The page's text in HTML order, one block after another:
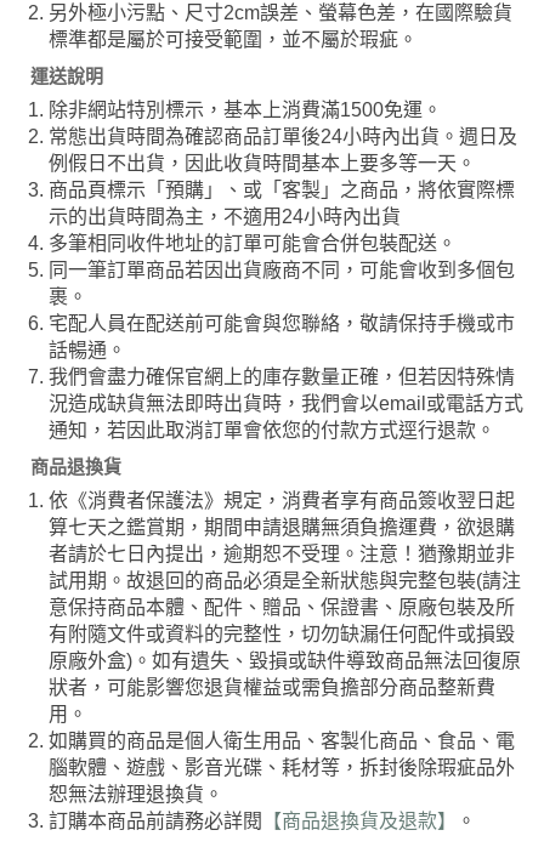
另外極小污點、尺寸2cm誤差、螢幕色差，在國際驗貨
標準都是屬於可接受範圍，並不屬於瑕疵。
運送說明
除非網站特別標示，基本上消費滿1500免運。
常態出貨時間為確認商品訂單後24小時內出貨。週日及
例假日不出貨，因此收貨時間基本上要多等一天。
商品頁標示「預購」、或「客製」之商品，將依實際標
示的出貨時間為主，不適用24小時內出貨
多筆相同收件地址的訂單可能會合併包裝配送。
同一筆訂單商品若因出貨廠商不同，可能會收到多個包
裹。
宅配人員在配送前可能會與您聯絡，敬請保持手機或市
話暢通。
我們會盡力確保官網上的庫存數量正確，但若因特殊情
況造成缺貨無法即時出貨時，我們會以email或電話方式
通知，若因此取消訂單會依您的付款方式逕行退款。
商品退換貨
依《消費者保護法》規定，消費者享有商品簽收翌日起
算七天之鑑賞期，期間申請退購無須負擔運費，欲退購
者請於七日內提出，逾期恕不受理。注意！猶豫期並非
試用期。故退回的商品必須是全新狀態與完整包裝(請注
意保持商品本體、配件、贈品、保證書、原廠包裝及所
有附隨文件或資料的完整性，切勿缺漏任何配件或損毀
原廠外盒)。如有遺失、毀損或缺件導致商品無法回復原
狀者，可能影響您退貨權益或需負擔部分商品整新費
用。
如購買的商品是個人衛生用品、客製化商品、食品、電
腦軟體、遊戲、影音光碟、耗材等，拆封後除瑕疵品外
恕無法辦理退換貨。
訂購本商品前請務必詳閱
【商品退換貨及退款】 。